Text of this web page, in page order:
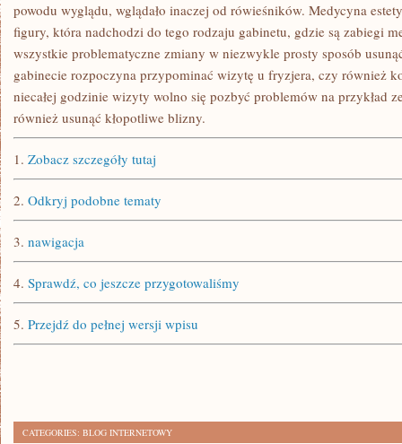
powodu wyglądu, wglądało inaczej od rówieśników. Medycyna
figury, która nadchodzi do tego rodzaju gabinetu, gdzie są zabiegi
wszystkie problematyczne zmiany w niezwykle prosty sposób
gabinecie rozpoczyna przypominać wizytę u fryzjera, czy również
niecałej godzinie wizyty wolno się pozbyć problemów na przykład
również usunąć kłopotliwe blizny.
1. Zobacz szczegóły tutaj
2. Odkryj podobne tematy
3. nawigacja
4. Sprawdź, co jeszcze przygotowaliśmy
5. Przejdź do pełnej wersji wpisu
CATEGORIES: BLOG INTERNETOWY